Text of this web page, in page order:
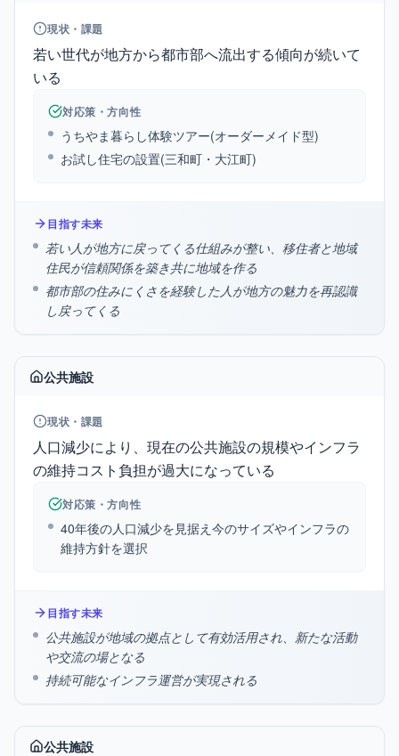
現状・課題
若い世代が地方から都市部へ流出する傾向が続いて
いる
対応策・方向性
うちやま暮らし体験ツアー(オーダーメイド型)
お試し住宅の設置(三和町・大江町)
目指す未来
若い人が地方に戻ってくる仕組みが整い、移住者と地域
住民が信頼関係を築き共に地域を作る
都市部の住みにくさを経験した人が地方の魅力を再認識
し戻ってくる
公共施設
現状・課題
人口減少により、現在の公共施設の規模やインフラ
の維持コスト負担が過大になっている
対応策・方向性
40年後の人口減少を見据え今のサイズやインフラの
維持方針を選択
目指す未来
公共施設が地域の拠点として有効活用され、新たな活動
や交流の場となる
持続可能なインフラ運営が実現される
公共施設